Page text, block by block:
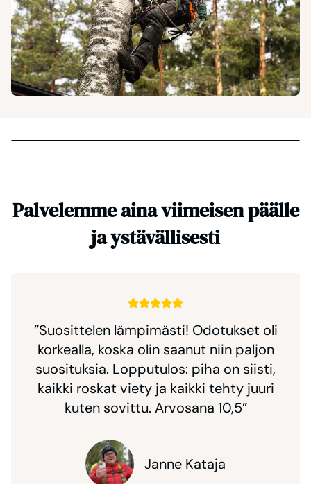
Palvelemme aina viimeisen päälle
ja ystävällisesti
”Suosittelen lämpimästi! Odotukset oli
korkealla, koska olin saanut niin paljon
suosituksia. Lopputulos: piha on siisti,
kaikki roskat viety ja kaikki tehty juuri
kuten sovittu. Arvosana 10,5”
Janne Kataja